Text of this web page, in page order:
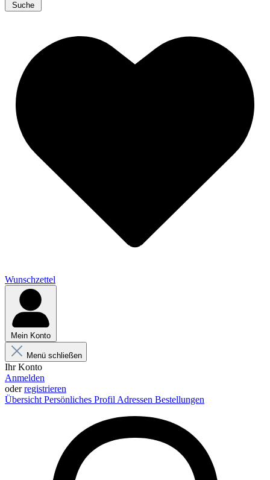
Suche
Wunschzettel
Mein Konto
Menü schließen
Ihr Konto
Anmelden
oderregistrieren
Übersicht Persönliches Profil Adressen Bestellungen